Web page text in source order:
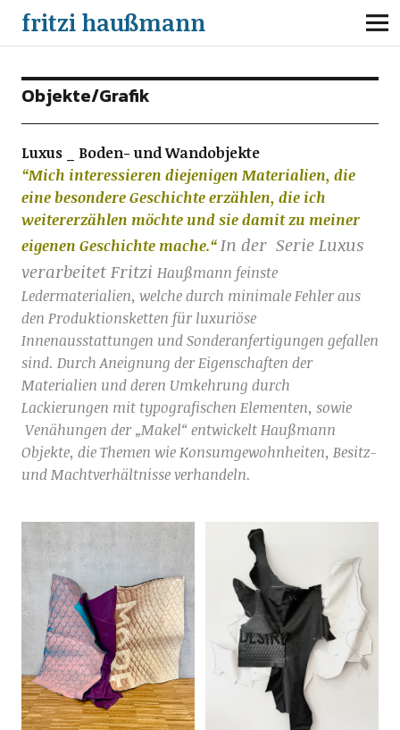
fritzi haußmann
Objekte/Grafik
Luxus _ Boden- und Wandobjekte
“Mich interessieren diejenigen Materialien, die
eine besondere Geschichte erzählen, die ich
weitererzählen möchte und sie damit zu meiner
eigenen Geschichte mache.“In der Serie Luxus
verarbeitet Fritzi Haußmann feinste
Ledermaterialien, welche durch minimale Fehler aus
den Produktionsketten für luxuriöse
Innenausstattungen und Sonderanfertigungen gefallen
sind. Durch Aneignung der Eigenschaften der
Materialien und deren Umkehrung durch
Lackierungen mit typografischen Elementen, sowie
Venähungen der „Makel“ entwickelt Haußmann
Objekte, die Themen wie Konsumgewohnheiten, Besitz-
und Machtverhältnisse verhandeln.